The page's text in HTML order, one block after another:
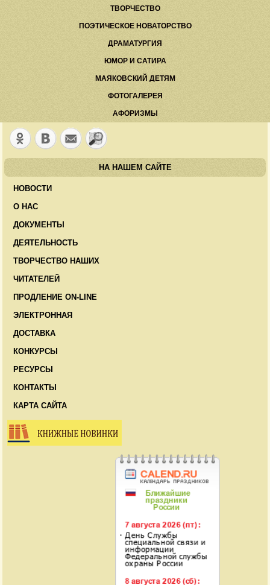
ТВОРЧЕСТВО
ПОЭТИЧЕСКОЕ НОВАТОРСТВО
ДРАМАТУРГИЯ
ЮМОР И САТИРА
МАЯКОВСКИЙ ДЕТЯМ
ФОТОГАЛЕРЕЯ
АФОРИЗМЫ
НА НАШЕМ САЙТЕ
НОВОСТИ
О НАС
ДОКУМЕНТЫ
ДЕЯТЕЛЬНОСТЬ
ТВОРЧЕСТВО НАШИХ
ЧИТАТЕЛЕЙ
ПРОДЛЕНИЕ ON-LINE
ЭЛЕКТРОННАЯ
ДОСТАВКА
КОНКУРСЫ
РЕСУРСЫ
КОНТАКТЫ
КАРТА САЙТА